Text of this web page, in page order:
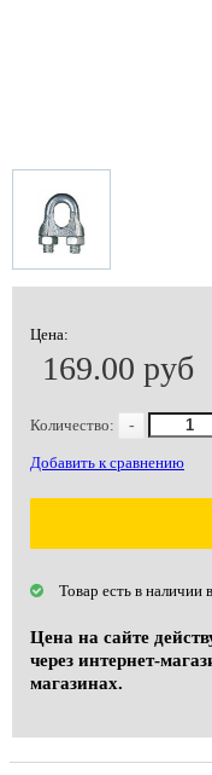
Цена:
169.00 руб
Количество: -
Добавить к сравнению
Товар есть в наличии в
Цена на сайте
через интернет-
магазинах.